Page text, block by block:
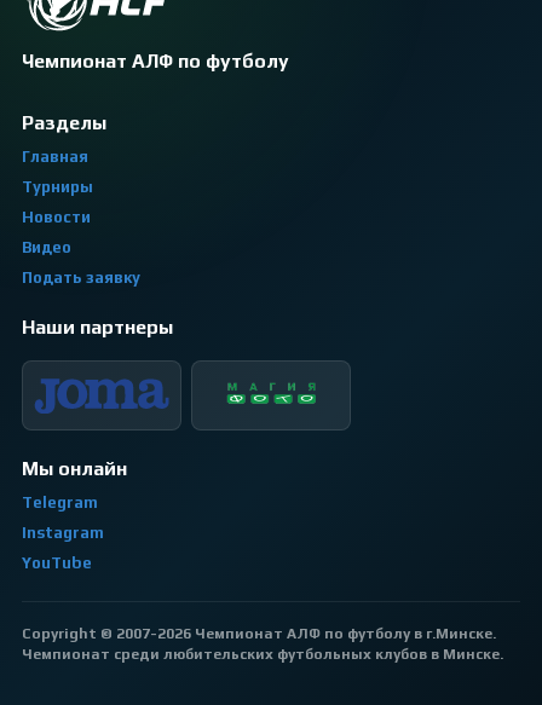
Чемпионат АЛФ по футболу
Разделы
Главная
Турниры
Новости
Видео
Подать заявку
Наши партнеры
Мы онлайн
Telegram
Instagram
YouTube
Copyright © 2007-2026 Чемпионат АЛФ по футболу в г.Минске.
Чемпионат среди любительских футбольных клубов в Минске.